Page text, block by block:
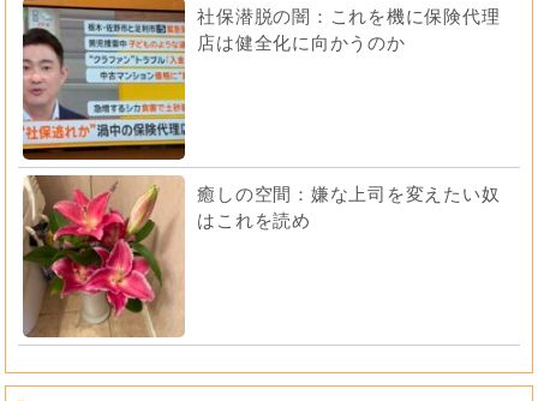
社保潜脱の闇：これを機に保険代理
店は健全化に向かうのか
癒しの空間：嫌な上司を変えたい奴
はこれを読め